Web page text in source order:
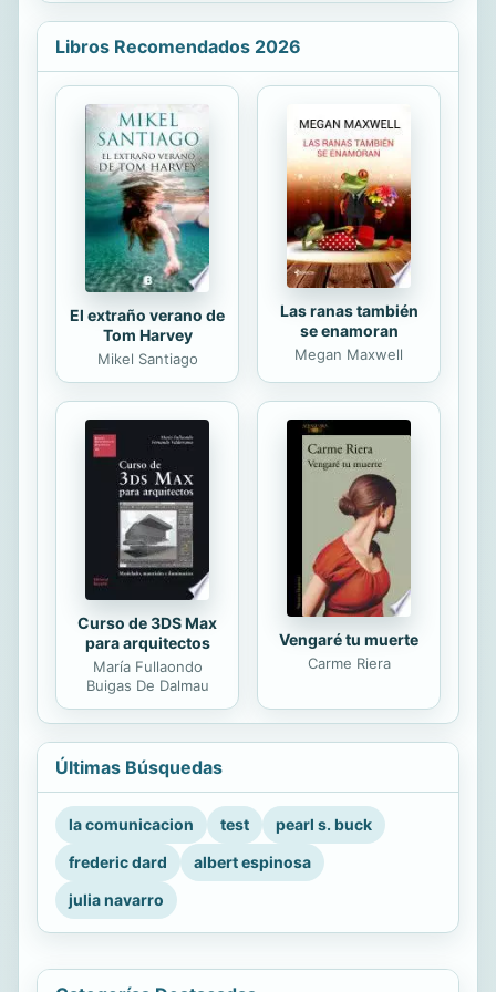
del oficio, y, sobre todo, por la
de una sencilla magia, algo así como
una verdad literaria que envuelve
poco a poco entre cuento y cuento
... Pero esto podría decirse de
muchos buenos libros de la literatura
colombiana actual; en lo que sí
encuentro un sello especial con Piel
de conejo es que en esta prosa ...
Libros Recomendados 2026
El extraño verano de
Tom Harvey
Mikel Santiago
Las ranas también
se enamoran
Megan Maxwell
Curso de 3DS Max
para arquitectos
María Fullaondo
Buigas De Dalmau
Vengaré tu muerte
Carme Riera
Últimas Búsquedas
la comunicacion test
pearl s. buck
frederic dard
albert espinosa
julia navarro